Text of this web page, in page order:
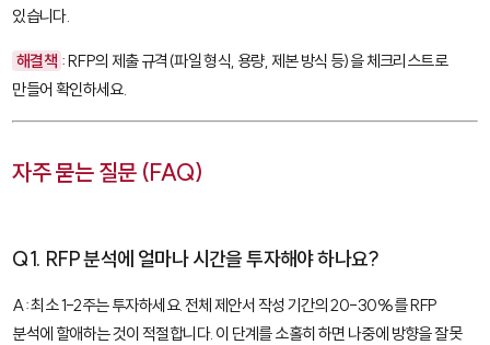
있습니다.
해결책 : RFP의 제출 규격(파일 형식, 용량, 제본 방식 등)을 체크리스트로
만들어 확인하세요.
자주 묻는 질문 (FAQ)
Q1. RFP 분석에 얼마나 시간을 투자해야 하나요?
A: 최소 1-2주는 투자하세요. 전체 제안서 작성 기간의 20-30%를 RFP
분석에 할애하는 것이 적절합니다. 이 단계를 소홀히 하면 나중에 방향을 잘못